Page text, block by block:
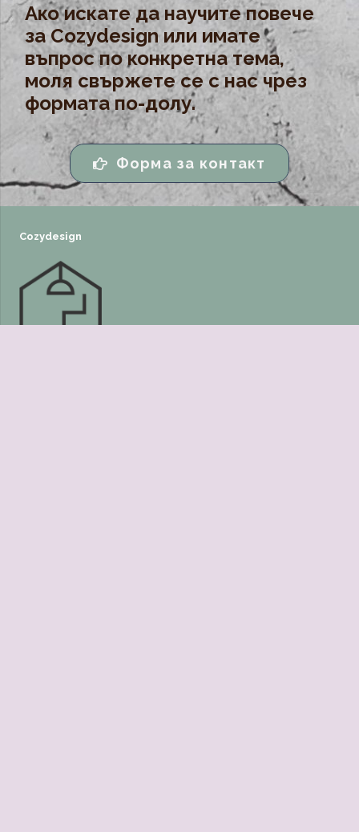
Ако искате да научите повече
за Cozydesign или имате
въпрос по конкретна тема,
моля свържете се с нас чрез
формата по-долу.
Форма за контакт
Cozydesign